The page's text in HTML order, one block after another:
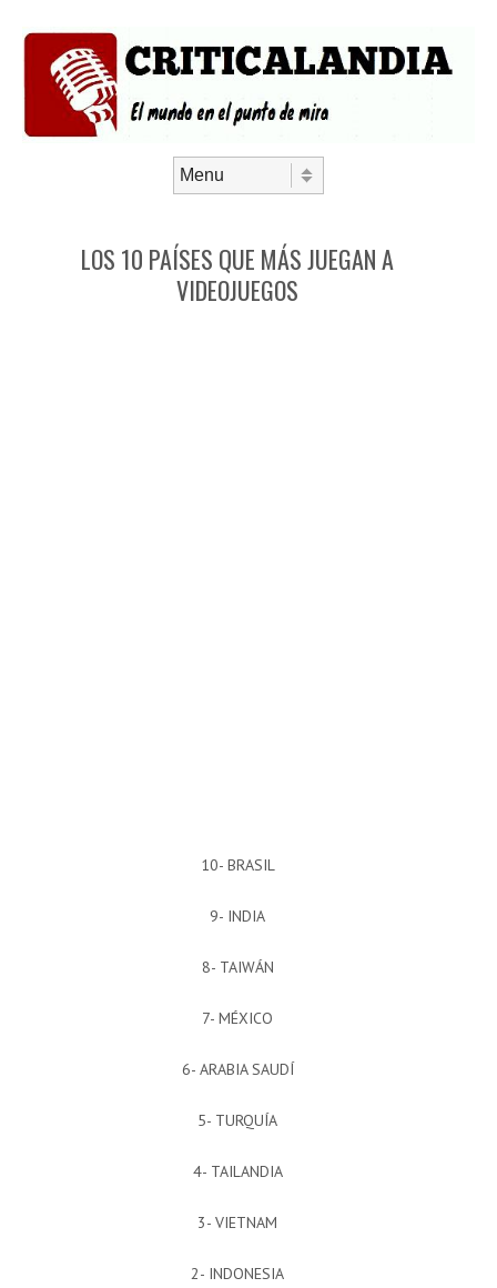
LOS 10 PAÍSES QUE MÁS JUEGAN A
VIDEOJUEGOS
10- BRASIL
9- INDIA
8- TAIWÁN
7- MÉXICO
6- ARABIA SAUDÍ
5- TURQUÍA
4- TAILANDIA
3- VIETNAM
2- INDONESIA